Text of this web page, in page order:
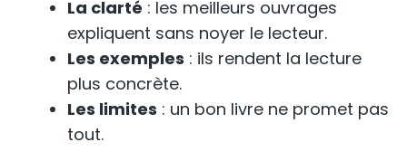
La clarté : les meilleurs ouvrages
expliquent sans noyer le lecteur.
Les exemples : ils rendent la lecture
plus concrète.
Les limites : un bon livre ne promet pas
tout.